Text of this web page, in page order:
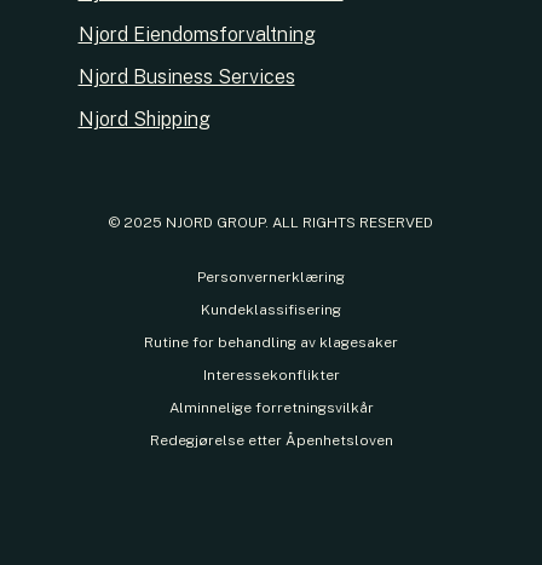
Njord Eiendomsforvaltning
Njord Business Services
Njord Shipping
© 2025 NJORD GROUP. ALL RIGHTS RESERVED
Personvernerklæring
Kundeklassifisering
Rutine for behandling av klagesaker
Interessekonflikter
Alminnelige forretningsvilkår
Redegjørelse etter Åpenhetsloven